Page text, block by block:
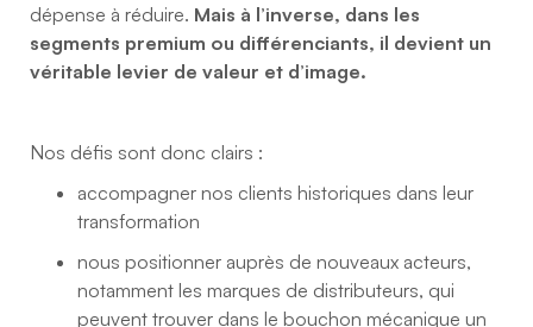
dépense à réduire. Mais à l’inverse, dans les
segments premium ou différenciants, il devient un
véritable levier de valeur et d’image.
Nos défis sont donc clairs :
accompagner nos clients historiques dans leur
transformation
nous positionner auprès de nouveaux acteurs,
notamment les marques de distributeurs, qui
peuvent trouver dans le bouchon mécanique un